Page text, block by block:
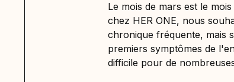
Le mois de mars est le
chez HER ONE, nous
chronique fréquente, mais
premiers symptômes de
difficile pour de